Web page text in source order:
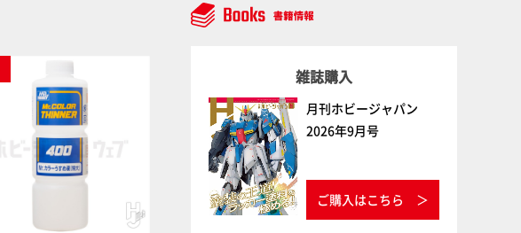
ム作例「白騎士ソフィエラ」が完
11:59まで応募受付中】
雑誌購入
月刊ホビージャパン
2026年9月号
ご購入はこちら